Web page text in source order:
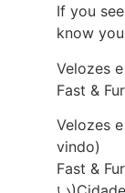
If you
know
Velozes
Fast &
Velozes
vindo)
Fast &